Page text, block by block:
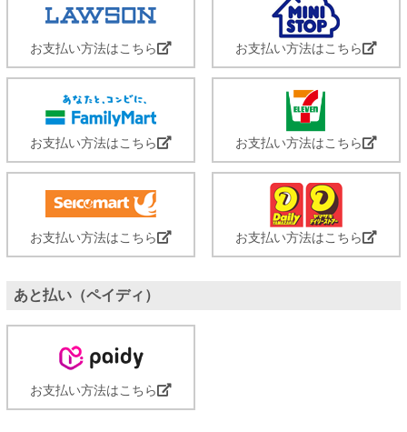
お支払い方法はこちら お支払い方法はこちら
お支払い方法はこちら お支払い方法はこちら
お支払い方法はこちら お支払い方法はこちら
あと払い（ペイディ）
お支払い方法はこちら